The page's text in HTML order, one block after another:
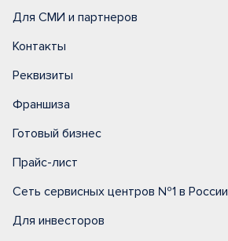
Для СМИ и партнеров
Контакты
Реквизиты
Франшиза
Готовый бизнес
Прайс-лист
Сеть сервисных центров №1 в России
Для инвесторов